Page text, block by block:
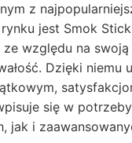
z
jest Smok
ze względu na swoją
Dzięki niemu
się w
jak i